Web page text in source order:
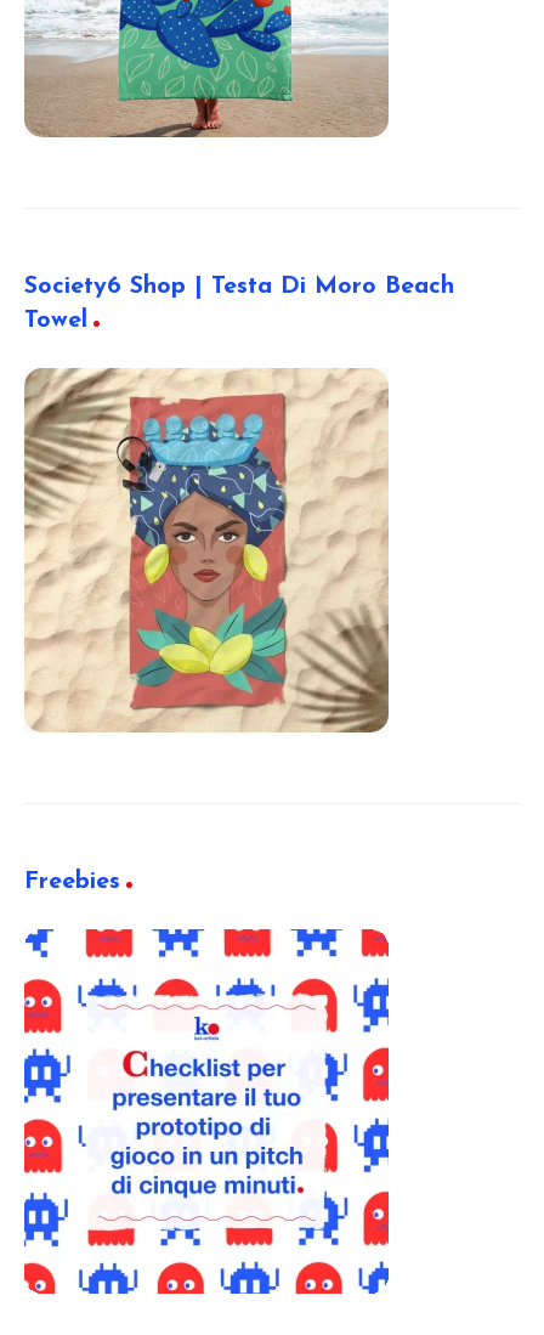
Society6 Shop | Testa Di Moro Beach
Towel
Freebies